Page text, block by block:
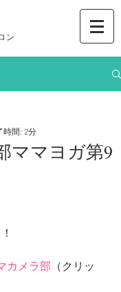
ン
ママヨガ第9
時間: 2分
カメラ部 （クリッ